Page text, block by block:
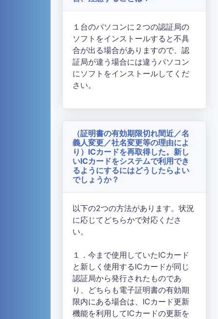
１台のパソコンに２つの認証局の
ソフトをインストールすると不具
合が出る場合がありますので、認
証局が違う場合には違うパソコン
にソフトをインストールしてくだ
さい。
（証明書の有効期限切れ間近／名
義人変更／社名変更等の理由によ
り）ICカードを再取得した。新し
いICカードをシステムで利用でき
るようにするにはどうしたらよい
でしょうか？
以下の2つの方法があります。状況
に応じてどちらかで対応くださ
い。
１．今まで使用していたICカード
と新しく使用するICカードが同じ
認証局から発行されたものであ
り、どちらも電子証明書の有効期
限内にある場合は、ICカード更新
機能を利用してICカードの更新を